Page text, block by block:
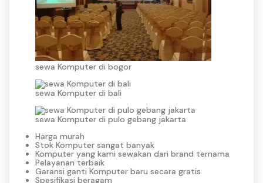
sewa Komputer di bogor
sewa Komputer di bali
sewa Komputer di pulo gebang jakarta
Harga murah
Stok Komputer sangat banyak
Komputer yang kami sewakan dari brand ternama
Pelayanan terbaik
Garansi ganti Komputer baru secara gratis
Spesifikasi beragam